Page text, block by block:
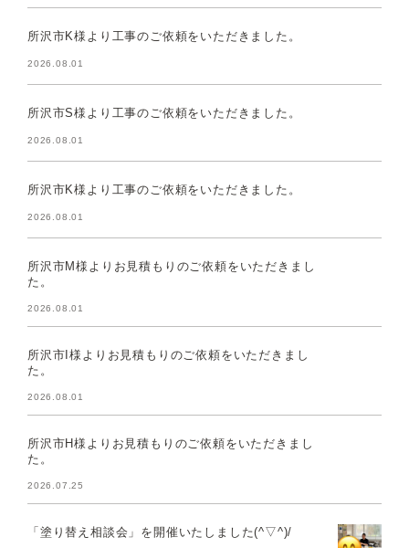
所沢市K様より工事のご依頼をいただきました。
2026.08.01
所沢市S様より工事のご依頼をいただきました。
2026.08.01
所沢市K様より工事のご依頼をいただきました。
2026.08.01
所沢市M様よりお見積もりのご依頼をいただきまし
た。
2026.08.01
所沢市I様よりお見積もりのご依頼をいただきまし
た。
2026.08.01
所沢市H様よりお見積もりのご依頼をいただきまし
た。
2026.07.25
「塗り替え相談会」を開催いたしました(^▽^)/